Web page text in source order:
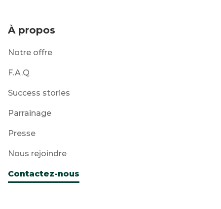
À propos
Notre offre
F.A.Q
Success stories
Parrainage
Presse
Nous rejoindre
Contactez-nous